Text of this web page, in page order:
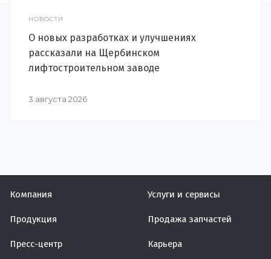
НОВОСТИ
О новых разработках и улучшениях
рассказали на Щербинском
лифтостроительном заводе
3 августа 2026
Компания Услуги и сервисы
Продукция Продажа запчастей
Пресс-центр Карьера